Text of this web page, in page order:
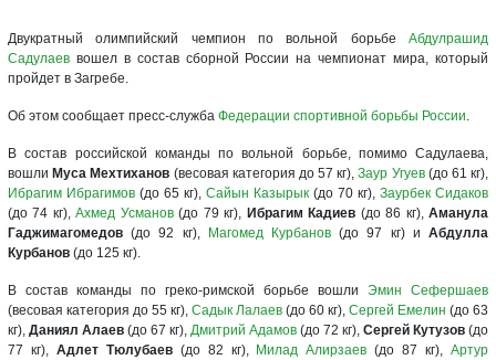
Двукратный олимпийский чемпион по вольной борьбе Абдулрашид
Садулаев вошел в состав сборной России на чемпионат мира, который
пройдет в Загребе.
Об этом сообщает пресс-служба Федерации спортивной борьбы России.
В состав российской команды по вольной борьбе, помимо Садулаева,
вошли Муса Мехтиханов (весовая категория до 57 кг),Заур Угуев(до 61 кг),
Ибрагим Ибрагимов (до 65 кг), Сайын Казырык (до 70 кг), Заурбек Сидаков
(до 74 кг),Ахмед Усманов(до 79 кг), Ибрагим Кадиев (до 86 кг),Аманула
Гаджимагомедов (до 92 кг), Магомед Курбанов (до 97 кг) иАбдулла
Курбанов (до 125 кг).
В состав команды по греко-римской борьбе вошли Эмин Сефершаев
(весовая категория до 55 кг), Садык Лалаев (до 60 кг), Сергей Емелин (до 63
кг), Даниял Алаев (до 67 кг), Дмитрий Адамов (до 72 кг), Сергей Кутузов (до
77 кг), Адлет Тюлубаев(до 82 кг), Милад Алирзаев (до 87 кг),Артур